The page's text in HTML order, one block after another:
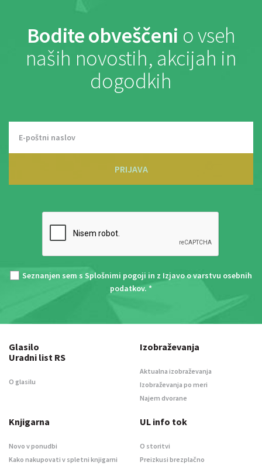
Bodite obveščeni o vseh
naših novostih, akcijah in
dogodkih
PRIJAVA
Seznanjen sem s Splošnimi pogoji in z Izjavo o varstvu osebnih
podatkov. *
Glasilo
Uradni list RS
O glasilu
Izobraževanja
Aktualna izobraževanja
Izobraževanja po meri
Najem dvorane
Knjigarna
Novo v ponudbi
Kako nakupovati v spletni knjigarni
UL info tok
O storitvi
Preizkusi brezplačno